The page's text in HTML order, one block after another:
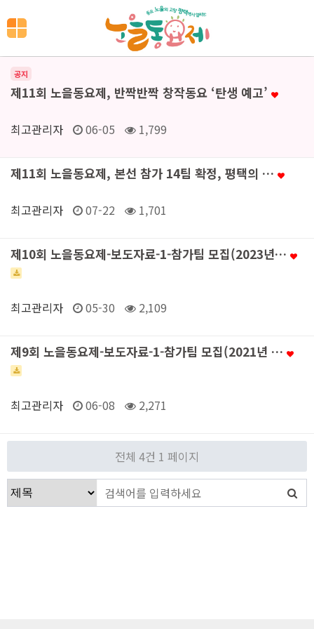
공지
제11회 노을동요제, 반짝반짝 창작동요 ‘탄생 예고’
최고관리자 06-05 1,799
제11회 노을동요제, 본선 참가 14팀 확정, 평택의 …
최고관리자 07-22 1,701
제10회 노을동요제-보도자료-1-참가팀 모집(2023년…
최고관리자 05-30 2,109
제9회 노을동요제-보도자료-1-참가팀 모집(2021년 …
최고관리자 06-08 2,271
전체 4건 1 페이지